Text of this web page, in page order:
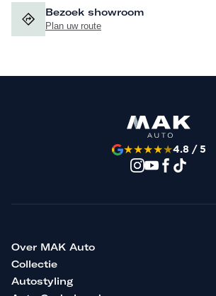
Bezoek showroom
Plan uw route
★★★★★4.8 / 5
Over MAK Auto
Collectie
Autostyling